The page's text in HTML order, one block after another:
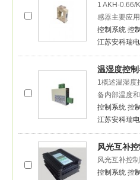
1 AKH-0.66/
感器主要应
控制系统 控
江苏安科瑞
温湿度控
1概述温湿度
备内部温度
控制系统 控
江苏安科瑞
风光互补
风光互补控
控制系统 控